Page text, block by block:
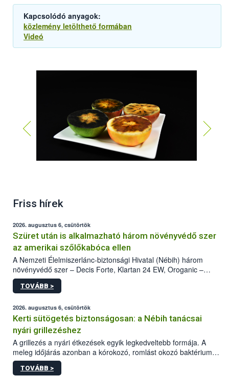
Kapcsolódó anyagok:
közlemény letölthető formában
Videó
hátsó: szedési érett vége; jobb első: érett
Friss hírek
2026. augusztus 6, csütörtök
Szüret után is alkalmazható három növényvédő szer
az amerikai szőlőkabóca ellen
A Nemzeti Élelmiszerlánc-biztonsági Hivatal (Nébih) három
növényvédő szer – Decis Forte, Klartan 24 EW, Oroganic –
engedélyokiratát módosította, így azok a szüretet követően,
egészen a vesszőérettség (BBCH 91) stádiumáig
érésű szőlőkben is legyen lehetőség a károsító elleni további
védekezésre. Az Oroganic készítmény kis kiszerelésben kiskerti
felhasználók számára is elérhető és ökológiai termesztésben is
engedélyezett.
TOVÁBB >
2026. augusztus 6, csütörtök
Kerti sütögetés biztonságosan: a Nébih tanácsai
nyári grillezéshez
A grillezés a nyári étkezések egyik legkedveltebb formája. A
meleg időjárás azonban a kórokozó, romlást okozó baktériumok
gyorsabb szaporodásának is kedvez. A szabadtéri sütögetés
ezért nem csupán a megfelelő sütési technikáról szól: legalább
TOVÁBB >